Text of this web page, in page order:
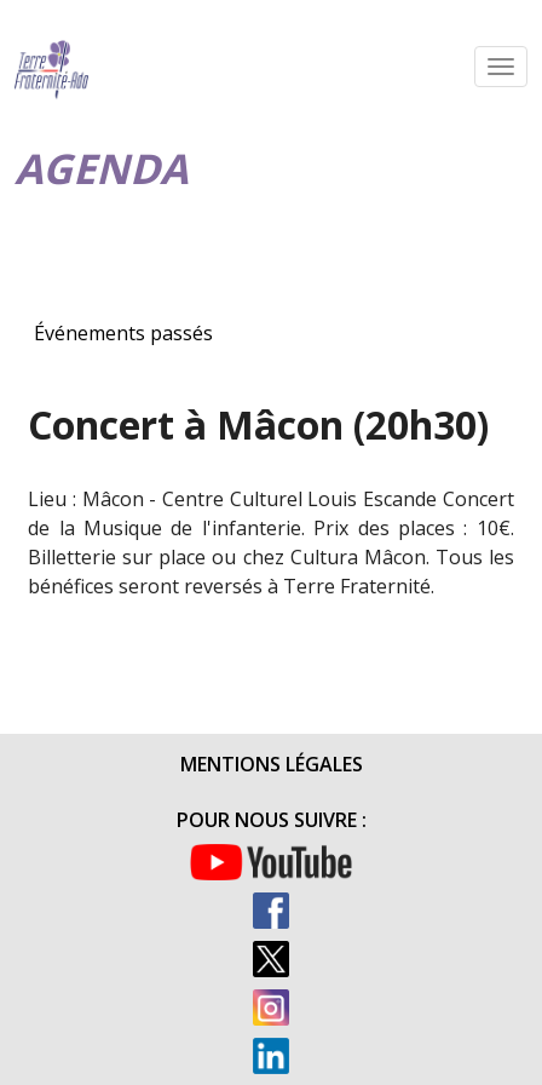
AGENDA
Événements passés
Concert à Mâcon (20h30)
Lieu : Mâcon - Centre Culturel Louis Escande Concert
de la Musique de l'infanterie. Prix des places : 10€.
Billetterie sur place ou chez Cultura Mâcon. Tous les
bénéfices seront reversés à Terre Fraternité.
MENTIONS LÉGALES
POUR NOUS SUIVRE :